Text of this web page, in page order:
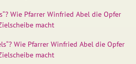
Wie Pfarrer Winfried Abel die Opfer
macht
Wie Pfarrer Winfried Abel die Opfer
macht